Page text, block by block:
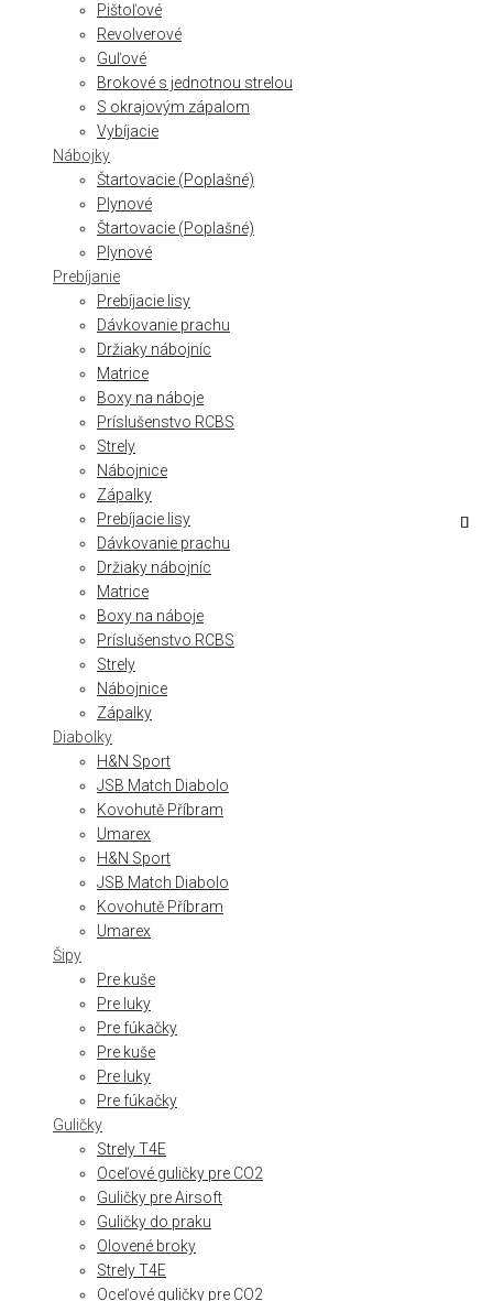
Pištoľové
Revolverové
Guľové
Brokové s jednotnou strelou
S okrajovým zápalom
Vybíjacie
Nábojky
Štartovacie (Poplašné)
Plynové
Štartovacie (Poplašné)
Plynové
Prebíjanie
Prebíjacie lisy
Dávkovanie prachu
Držiaky nábojníc
Matrice
Boxy na náboje
Príslušenstvo RCBS
Strely
Nábojnice
Zápalky
Prebíjacie lisy
Dávkovanie prachu
Držiaky nábojníc
Matrice
Boxy na náboje
Príslušenstvo RCBS
Strely
Nábojnice
Zápalky
Diabolky
H&N Sport
JSB Match Diabolo
Kovohutě Příbram
Umarex
H&N Sport
JSB Match Diabolo
Kovohutě Příbram
Umarex
Šipy
Pre kuše
Pre luky
Pre fúkačky
Pre kuše
Pre luky
Pre fúkačky
Guličky
Strely T4E
Oceľové guličky pre CO2
Guličky pre Airsoft
Guličky do praku
Olovené broky
Strely T4E
Oceľové guličky pre CO2